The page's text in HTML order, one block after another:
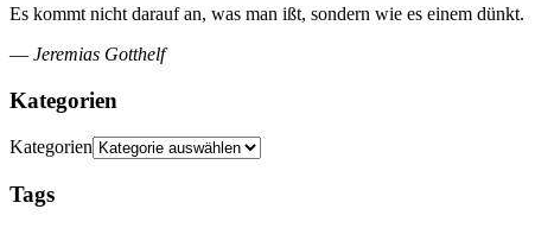
Es kommt nicht darauf an, was man ißt, sondern wie es einem dünkt.
— Jeremias Gotthelf
Kategorien
Kategorien
Tags